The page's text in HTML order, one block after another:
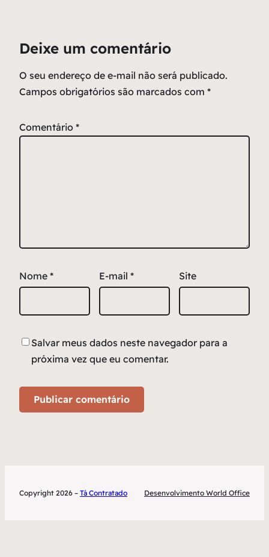
Deixe um comentário
O seu endereço de e-mail não será publicado.
Campos obrigatórios são marcados com *
Comentário *
Nome * E-mail * Site
Salvar meus dados neste navegador para a
próxima vez que eu comentar.
Copyright 2026 – Tá Contratado Desenvolvimento World Office